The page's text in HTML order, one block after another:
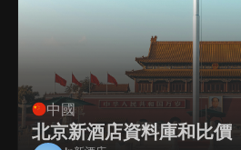
中國
北京新酒店資料庫和比價